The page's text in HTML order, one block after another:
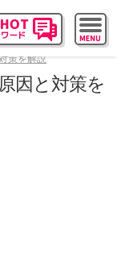
策を解説
因と対策を